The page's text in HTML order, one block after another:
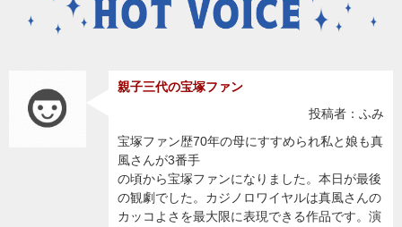
親子三代の宝塚ファン
投稿者：ふみ
宝塚ファン歴70年の母にすすめられ私と娘も真
風さんが3番手
の頃から宝塚ファンになりました。本日が最後
の観劇でした。カジノロワイヤルは真風さんの
カッコよさを最大限に表現できる作品です。演